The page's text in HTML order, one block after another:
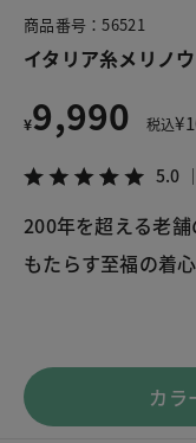
商品番号：56521
イタリア糸メリノ
¥9,990 税込¥
5.0
200年を超える老
もたらす至福の着心
カラ
イタリ
¥9,990